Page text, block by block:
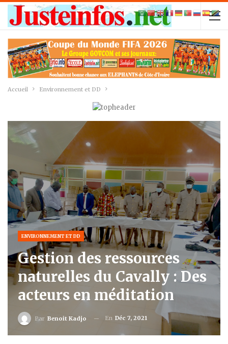
Accueil Environnement et DD
ENVIRONNEMENT ET DD
Gestion des ressources
naturelles du Cavally : Des
acteurs en méditation
Par Benoit Kadjo En Déc 7, 2021